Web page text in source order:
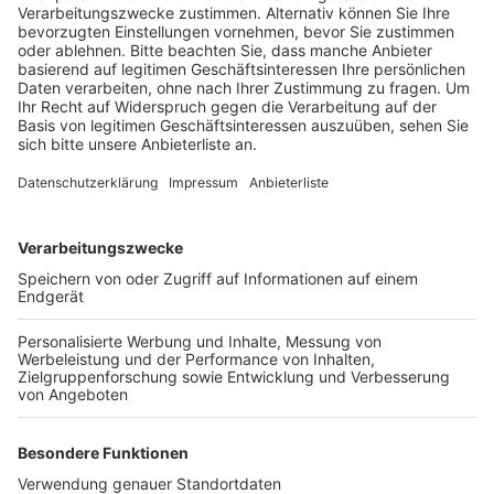
Veröffentlicht:Montag, 04.03.2024 14:20
Anzeige
Die Industrie- und Handelskammer lädt zum Azubi-
zu vergeben. Zehnminütige Speed-Dates mit
Unternehmen gibt es von 9 bis 15 Uhr. In der Jahnhalle
in Kerpen läuft am Nachmittag zwischen 15 Uhr und 19
Uhr die Check in Ausbildungsbörse. Hier werden die
Bewerbungsmappen der Jugendlichen gecheckt und
es gibt ein Meet and Greet mit lokalen Arbeitgebern,
die noch Ausbildungsplätze für dieses Jahr offen
Anzeige